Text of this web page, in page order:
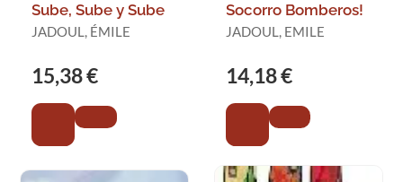
Sube, Sube y Sube
JADOUL, ÉMILE
15,38 €
Socorro Bomberos!
JADOUL, EMILE
14,18 €